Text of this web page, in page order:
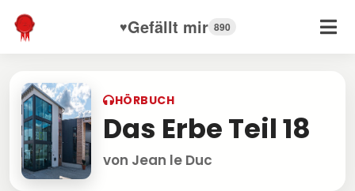
♥Gefällt mir 890
HÖRBUCH
Das Erbe Teil 18
von Jean le Duc